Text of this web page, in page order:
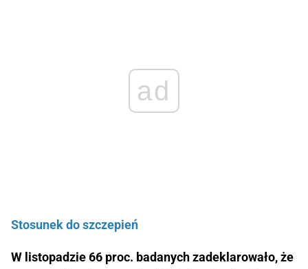
ad
Stosunek do szczepień
W listopadzie 66 proc. badanych zadeklarowało, że